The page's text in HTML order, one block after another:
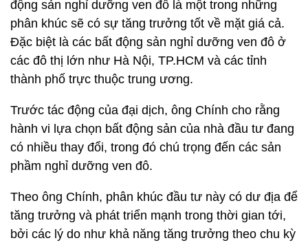
động sản nghỉ dưỡng ven đô là một trong những
phân khúc sẽ có sự tăng trưởng tốt về mặt giá cả.
Đặc biệt là các bất động sản nghỉ dưỡng ven đô ở
các đô thị lớn như Hà Nội, TP.HCM và các tỉnh
thành phố trực thuộc trung ương.
Trước tác động của đại dịch, ông Chính cho rằng
hành vi lựa chọn bất động sản của nhà đầu tư đang
có nhiều thay đổi, trong đó chú trọng đến các sản
phầm nghỉ dưỡng ven đô.
Theo ông Chính, phân khúc đầu tư này có dư địa để
tăng trưởng và phát triển mạnh trong thời gian tới,
bởi các lý do như khả năng tăng trưởng theo chu kỳ